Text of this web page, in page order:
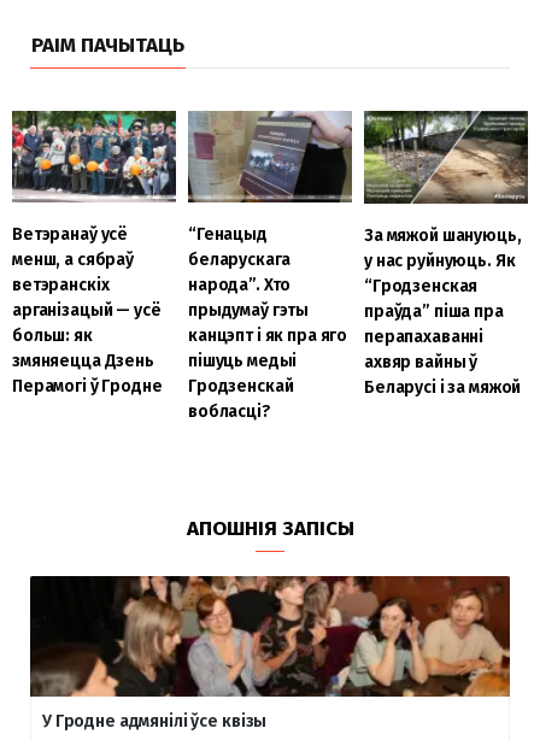
РАІМ ПАЧЫТАЦЬ
Ветэранаў усё
менш, а сябраў
ветэранскіх
арганізацый — усё
больш: як
змяняецца Дзень
Перамогі ў Гродне
“Генацыд
беларускага
народа”. Хто
прыдумаў гэты
канцэпт і як пра яго
пішуць медыі
Гродзенскай
вобласці?
За мяжой шануюць,
у нас руйнуюць. Як
“Гродзенская
праўда” піша пра
перапахаванні
ахвяр вайны ў
Беларусі і за мяжой
АПОШНІЯ ЗАПІСЫ
У Гродне адмянілі ўсе квізы